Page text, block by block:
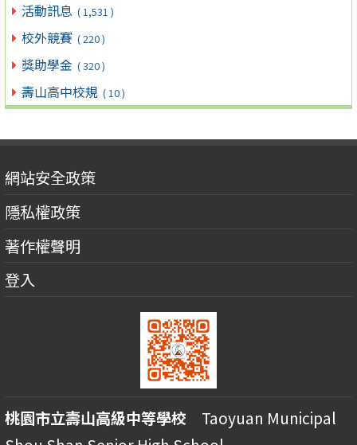
活動訊息 ( 1,531 )
校外競賽 ( 220 )
獎助學金 ( 320 )
壽山高中校規 ( 10 )
網站安全政策
隱私權政策
著作權聲明
登入
桃園市立壽山高級中等學校 Taoyuan Municipal